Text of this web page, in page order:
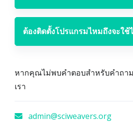
ต้องติดตั้งโปรแกรมไหมถึงจะใช้
หากคุณไม่พบคำตอบสำหรับคำถา
เรา
admin@sciweavers.org